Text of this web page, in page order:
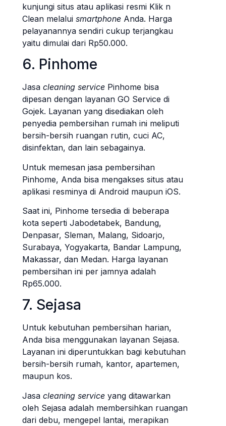
kunjungi situs atau aplikasi resmi Klik n
Clean melalui smartphone Anda. Harga
pelayanannya sendiri cukup terjangkau
yaitu dimulai dari Rp50.000.
6. Pinhome
Jasa cleaning service Pinhome bisa
dipesan dengan layanan GO Service di
Gojek. Layanan yang disediakan oleh
penyedia pembersihan rumah ini meliputi
bersih-bersih ruangan rutin, cuci AC,
disinfektan, dan lain sebagainya.
Untuk memesan jasa pembersihan
Pinhome, Anda bisa mengakses situs atau
aplikasi resminya di Android maupun iOS.
Saat ini, Pinhome tersedia di beberapa
kota seperti Jabodetabek, Bandung,
Denpasar, Sleman, Malang, Sidoarjo,
Surabaya, Yogyakarta, Bandar Lampung,
Makassar, dan Medan. Harga layanan
pembersihan ini per jamnya adalah
Rp65.000.
7. Sejasa
Untuk kebutuhan pembersihan harian,
Anda bisa menggunakan layanan Sejasa.
Layanan ini diperuntukkan bagi kebutuhan
bersih-bersih rumah, kantor, apartemen,
maupun kos.
Jasa cleaning service yang ditawarkan
oleh Sejasa adalah membersihkan ruangan
dari debu, mengepel lantai, merapikan